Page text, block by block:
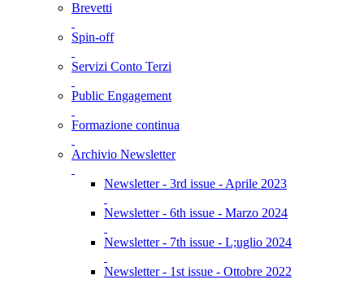
Brevetti
Spin-off
Servizi Conto Terzi
Public Engagement
Formazione continua
Archivio Newsletter
Newsletter - 3rd issue - Aprile 2023
Newsletter - 6th issue - Marzo 2024
Newsletter - 7th issue - L;uglio 2024
Newsletter - 1st issue - Ottobre 2022